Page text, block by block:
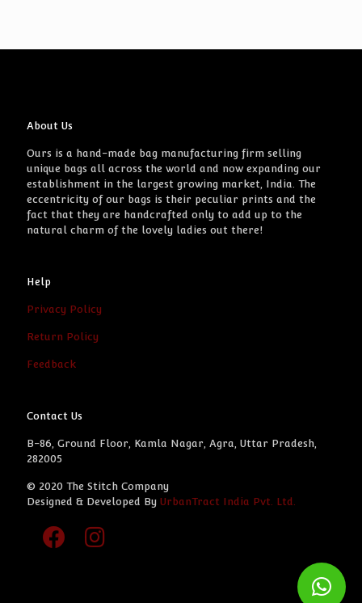
About Us
Ours is a hand-made bag manufacturing firm selling
unique bags all across the world and now expanding our
establishment in the largest growing market, India. The
eccentricity of our bags is their peculiar prints and the
fact that they are handcrafted only to add up to the
natural charm of the lovely ladies out there!
Help
Privacy Policy
Return Policy
Feedback
Contact Us
B-86, Ground Floor, Kamla Nagar, Agra, Uttar Pradesh,
282005
© 2020 The Stitch Company
Designed & Developed By UrbanTract India Pvt. Ltd.